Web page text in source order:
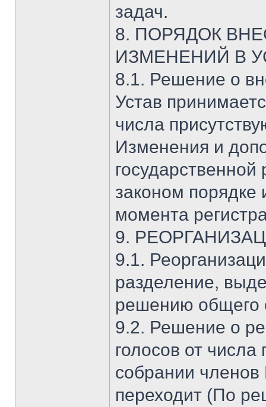
задач.
8. ПОРЯДОК
ИЗМЕНЕНИЙ В
8.1. Решение о
Устав
числа
Изменения и
законом порядке
момента
9.
9.1.
разделение,
решению общего
9.2. Решение о
голосов от
собрании
переходит (По